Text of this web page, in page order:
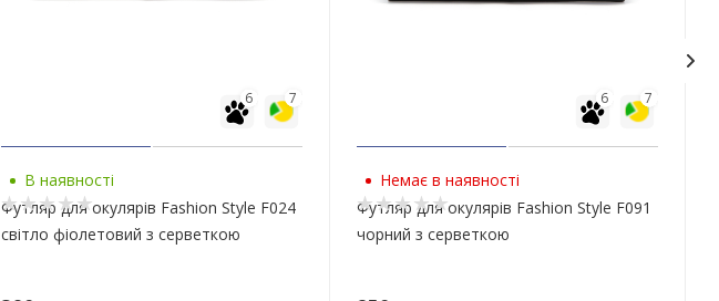
7
6
В наявності
Футляр для окулярів Fashion Style F024
світло фіолетовий з серветкою
7
6
Немає в наявності
Футляр для окулярів Fashion Style F091
чорний з серветкою